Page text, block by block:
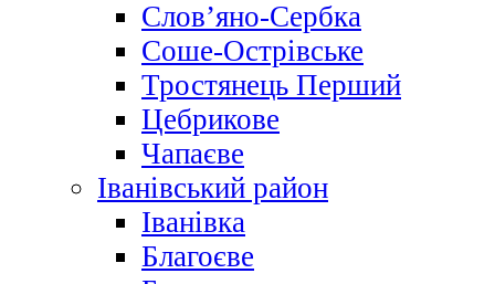
Слов’яно-Сербка
Соше-Острівське
Тростянець Перший
Цебрикове
Чапаєве
Іванівський район
Іванівка
Благоєве